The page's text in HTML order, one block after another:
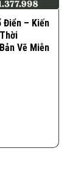
Điển – Kiến
Vẽ Miễn